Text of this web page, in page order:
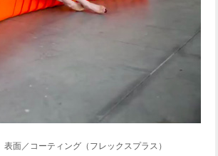
／コーティング（フレックスプラス）